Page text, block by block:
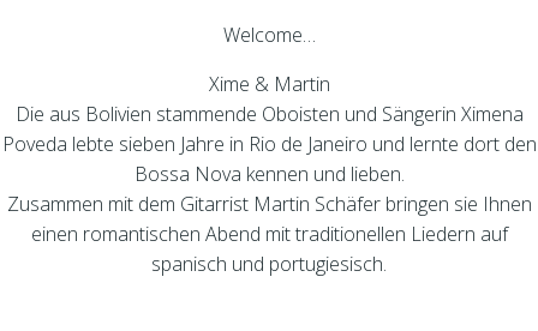
Welcome…
Xime & Martin
Die aus Bolivien stammende Oboisten und Sängerin Ximena
Poveda lebte sieben Jahre in Rio de Janeiro und lernte dort den
Bossa Nova kennen und lieben.
Zusammen mit dem Gitarrist Martin Schäfer bringen sie Ihnen
einen romantischen Abend mit traditionellen Liedern auf
spanisch und portugiesisch.